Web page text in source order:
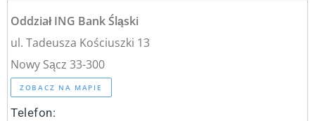
Oddział ING Bank Śląski
ul. Tadeusza Kościuszki 13
Nowy Sącz 33-300
ZOBACZ NA MAPIE
Telefon: